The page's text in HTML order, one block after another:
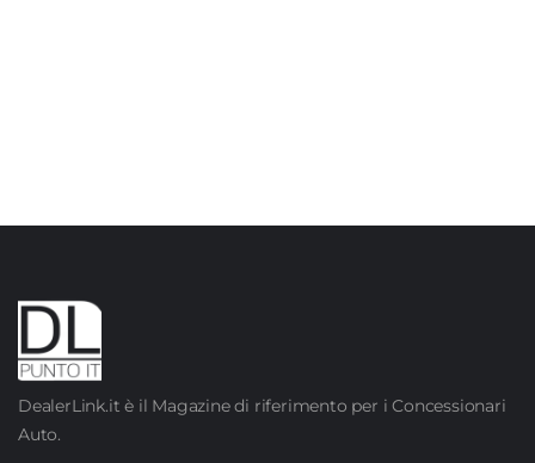
DealerLink.it è il Magazine di riferimento per i Concessionari
Auto.